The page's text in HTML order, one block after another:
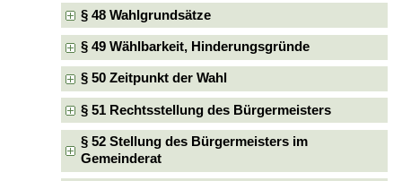
§ 48 Wahlgrundsätze
§ 49 Wählbarkeit, Hinderungsgründe
§ 50 Zeitpunkt der Wahl
§ 51 Rechtsstellung des Bürgermeisters
§ 52 Stellung des Bürgermeisters im
Gemeinderat